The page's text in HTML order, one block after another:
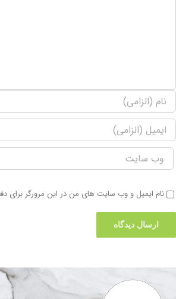
نام ایمیل و وب سایت های من در این مرورگر برای